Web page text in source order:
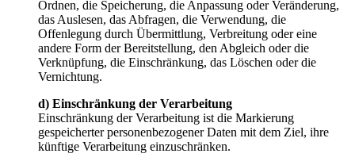
Ordnen, die Speicherung, die Anpassung oder Veränderung,
das Auslesen, das Abfragen, die Verwendung, die
Offenlegung durch Übermittlung, Verbreitung oder eine
andere Form der Bereitstellung, den Abgleich oder die
Verknüpfung, die Einschränkung, das Löschen oder die
Vernichtung.
d) Einschränkung der Verarbeitung
Einschränkung der Verarbeitung ist die Markierung
gespeicherter personenbezogener Daten mit dem Ziel, ihre
künftige Verarbeitung einzuschränken.